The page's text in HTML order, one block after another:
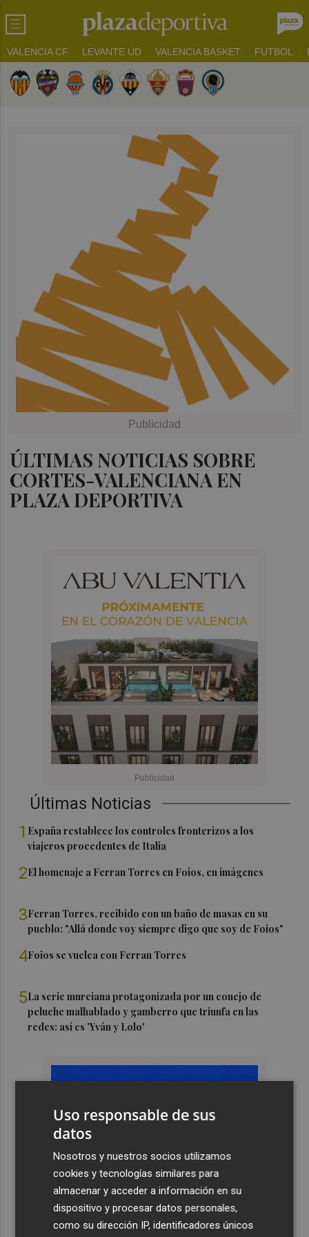
VALENCIA CF LEVANTE UD VALENCIA BASKET FUTBOL
ÚLTIMAS NOTICIAS SOBRE
CORTES-VALENCIANA EN
PLAZA DEPORTIVA
Últimas Noticias
1 España restablece los controles fronterizos a los
viajeros procedentes de Italia
2El homenaje a Ferran Torres en Foios, en imágenes
3Ferran Torres, recibido con un baño de masas en su
pueblo: "Allá donde voy siempre digo que soy de Foios"
4Foios se vuelca con Ferran Torres
5La serie murciana protagonizada por un conejo de
peluche malhablado y gamberro que triunfa en las
redes: así es 'Yván y Lolo'
Uso responsable de sus
datos
Nosotros y nuestros socios utilizamos
cookies y tecnologías similares para
almacenar y acceder a información en su
dispositivo y procesar datos personales,
como su dirección IP, identificadores únicos